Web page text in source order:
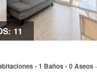
11
- 1 Baños - 0 Aseos ·